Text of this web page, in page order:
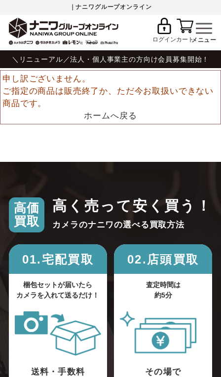
｜ナニワグループオンライン
ログインカート
＼リニューアル／法人・個人事業主の方向け会員募集開始！
申し訳ございません。
ご指定の商品は販売終了か、ただ今お取扱いできない
商品です。
ホームへ戻る
高価
買取
高く売って安く買う！
カメラのナニワの選べる買取方法
01.宅配買取
梱包セットが届いたら
カメラを入れて送るだけ！
送料・手数料
02.店頭買取
査定時間は
約5分
その場で